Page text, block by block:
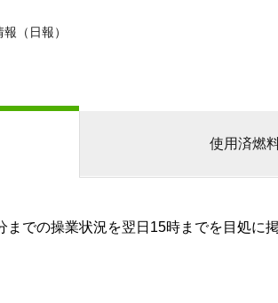
（日報）
使用済燃
での操業状況を翌日15時までを目処に掲